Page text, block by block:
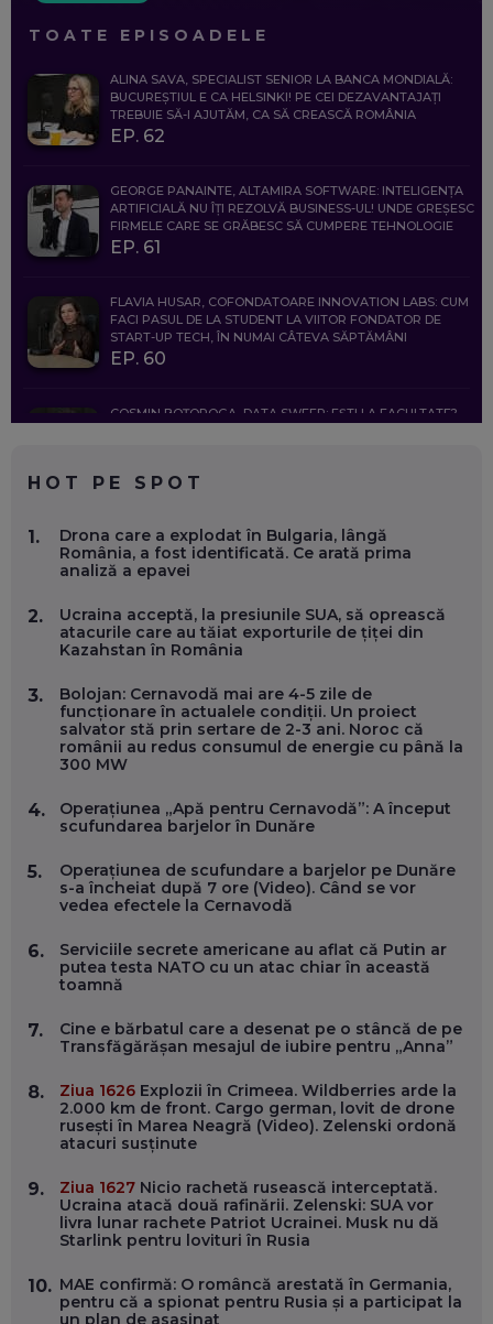
TOATE EPISOADELE
ALINA SAVA, SPECIALIST SENIOR LA BANCA MONDIALĂ:
BUCUREȘTIUL E CA HELSINKI! PE CEI DEZAVANTAJAȚI
TREBUIE SĂ-I AJUTĂM, CA SĂ CREASCĂ ROMÂNIA
EP. 62
GEORGE PANAINTE, ALTAMIRA SOFTWARE: INTELIGENȚA
ARTIFICIALĂ NU ÎȚI REZOLVĂ BUSINESS-UL! UNDE GREȘESC
FIRMELE CARE SE GRĂBESC SĂ CUMPERE TEHNOLOGIE
EP. 61
FLAVIA HUSAR, COFONDATOARE INNOVATION LABS: CUM
FACI PASUL DE LA STUDENT LA VIITOR FONDATOR DE
START-UP TECH, ÎN NUMAI CÂTEVA SĂPTĂMÂNI
EP. 60
COSMIN BOȚOROGA, DATA SWEEP: EȘTI LA FACULTATE?
FOLOSEȘTI TEHNOLOGIA CA SĂ FII MAI BUN LA JOB. ȘI CUM
SE VA SCHIMBA MUNCA, ÎN URMĂTORII ANI
EP. 58
MARIUS PAȘCULEA, COFONDATOR AL KULTH: CUM
FOLOSEȘTI TEHNOLOGIA CA SĂ ÎȚI DESCHIZI DRUMUL
EP. 57
ANDREI AVĂDANEI, BIT SENTINEL: CUM ÎȚI PROTEJEZI
EFICIENT VIAȚA ONLINE. ȘI CARE SUNT PRIMII PAȘI ÎNTR-O
EP. 56
DOINA VÎLCEANU, CONTENTSPEED: VREI SUCCES ONLINE?
ÎNVAȚĂ AEO ȘI GEO!
EP. 55
OLIVIU MATEI, HOLISUN: SOFTWARE DE LA CLUJ PENTRU
WASHINGTON, OCHELARI INTELIGENȚI ȘI FERME
EP. 54
PROCESE, DAR CE FACEM CÂND PICĂ BAZA DE DATE, LA
INSTITUȚIILE STATULUI?
EP. 53
VOICU OPREAN (AROBS): CUM CONSTRUIEȘTI O COMPANIE
GLOBALĂ, FĂRĂ SĂ PIERZI LEGĂTURA CU COMUNITATEA
TA LOCALĂ - ȘI CE SĂ DAI ÎNAPOI
EP. 52
ROBERT GRAUR, FOMO: SPEAKERUL PE SCENĂ, INVITATUL
ÎN SALĂ, DAR ÎNVĂȚĂM UNII DE LA CEILALȚI. VIN JASON
HOT PE SPOT
1.
Drona care a explodat în Bulgaria, lângă
România, a fost identificată. Ce arată prima
analiză a epavei
2.
Ucraina acceptă, la presiunile SUA, să oprească
atacurile care au tăiat exporturile de țiței din
Kazahstan în România
3.
Bolojan: Cernavodă mai are 4-5 zile de
funcționare în actualele condiții. Un proiect
salvator stă prin sertare de 2-3 ani. Noroc că
românii au redus consumul de energie cu până la
300 MW
4.
Operațiunea „Apă pentru Cernavodă”: A început
scufundarea barjelor în Dunăre
5.
Operațiunea de scufundare a barjelor pe Dunăre
s-a încheiat după 7 ore (Video). Când se vor
vedea efectele la Cernavodă
6.
Serviciile secrete americane au aflat că Putin ar
putea testa NATO cu un atac chiar în această
toamnă
7.
Cine e bărbatul care a desenat pe o stâncă de pe
Transfăgărășan mesajul de iubire pentru „Anna”
8. Ziua 1626 Explozii în Crimeea. Wildberries arde la
2.000 km de front. Cargo german, lovit de drone
rusești în Marea Neagră (Video). Zelenski ordonă
atacuri susținute
9. Ziua 1627 Nicio rachetă rusească interceptată.
Ucraina atacă două rafinării. Zelenski: SUA vor
livra lunar rachete Patriot Ucrainei. Musk nu dă
Starlink pentru lovituri în Rusia
10. MAE confirmă: O româncă arestată în Germania,
pentru că a spionat pentru Rusia și a participat la
un plan de asasinat